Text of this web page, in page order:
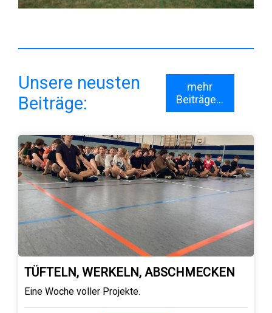
Unsere neusten
Beiträge:
mehr
Beiträge...
TÜFTELN, WERKELN, ABSCHMECKEN
Eine Woche voller Projekte.